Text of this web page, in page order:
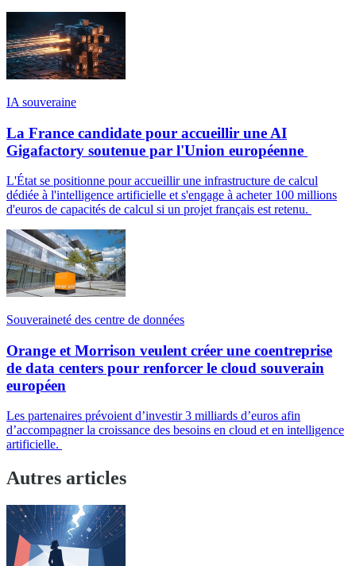
IA souveraine
La France candidate pour accueillir une AI
Gigafactory soutenue par l'Union européenne
L'État se positionne pour accueillir une infrastructure de calcul
dédiée à l'intelligence artificielle et s'engage à acheter 100 millions
d'euros de capacités de calcul si un projet français est retenu.
Souveraineté des centre de données
Orange et Morrison veulent créer une coentreprise
de data centers pour renforcer le cloud souverain
européen
Les partenaires prévoient d’investir 3 milliards d’euros afin
d’accompagner la croissance des besoins en cloud et en intelligence
artificielle.
Autres articles